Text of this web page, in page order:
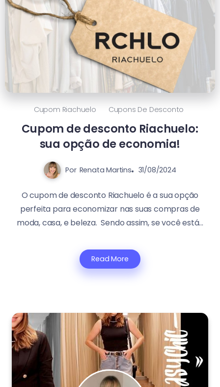
Cupom Riachuelo Cupons De Desconto
Cupom de desconto Riachuelo:
sua opção de economia!
Por Renata Martins 31/08/2024
O cupom de desconto Riachuelo é a sua opção
perfeita para economizar nas suas compras de
moda, casa, e beleza. Sendo assim, se você está...
Read More